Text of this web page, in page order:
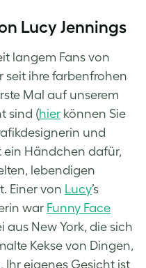
Lucy Jennings
langem Fans von
seit ihre farbenfrohen
Mal auf unserem
sind (hier können Sie
und
ein Händchen dafür,
lebendigen
Einer von Lucy’s
war Funny Face
aus New York, die sich
Kekse von Dingen,
Ihr eigenes Gesicht ist